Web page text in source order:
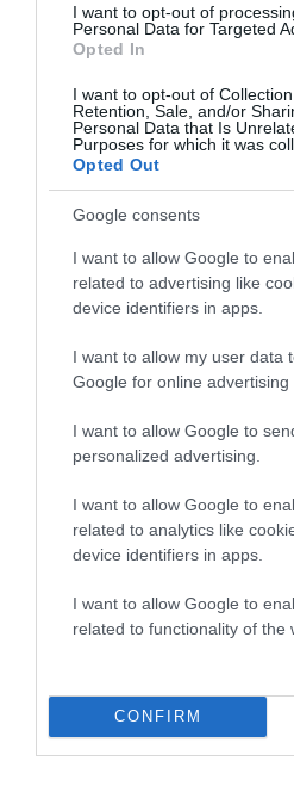
I want to opt-out of
Personal Data for Targeted
Opted In
I want to opt-out of
Retention, Sale, and/or
Personal Data that Is
Purposes for which it was
Opted Out
Google consents
I want to allow Google to
related to advertising like
device identifiers in apps.
I want to allow my user data
Google for online advertising
I want to allow Google to
personalized advertising.
I want to allow Google to
related to analytics like
device identifiers in apps.
I want to allow Google to
related to functionality of the
CONFIRM
Mikes Anna és Krausz Gábor
2026-08-06.
3 ok, amiért egy idősebb nő
2026-08-06.
Ahány ház, annyi hűsítő